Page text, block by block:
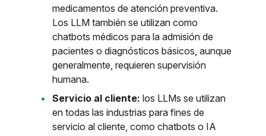
medicamentos de atención preventiva.
Los LLM también se utilizan como
chatbots médicos para la admisión de
pacientes o diagnósticos básicos, aunque
generalmente, requieren supervisión
humana.
Servicio al cliente: los LLMs se utilizan
en todas las industrias para fines de
servicio al cliente, como chatbots o IA